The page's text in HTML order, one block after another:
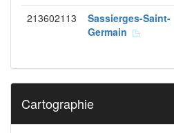
213602113
Sassierges-Saint-
Germain
Cartographie